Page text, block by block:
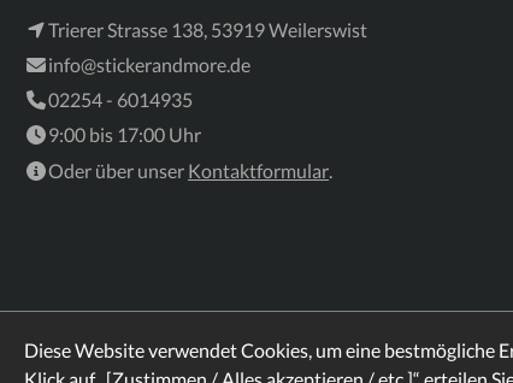
Trierer Strasse 138, 53919 Weilerswist
info@stickerandmore.de
02254 - 6014935
9:00 bis 17:00 Uhr
Oder über unser Kontaktformular.
Diese Website verwendet Cookies, um eine bestmögliche